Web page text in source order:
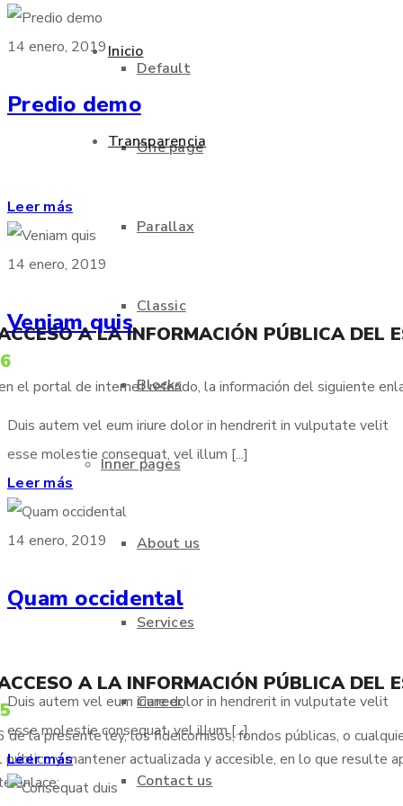
Default
One page
Parallax
Classic
Blocks
Inner pages
About us
Services
Career
Contact us
Inicio
Transparencia
A LA INFORMACIÓN PÚBLICA DEL
el portal de internet referido, la información del siguiente
A LA INFORMACIÓN PÚBLICA DEL
la presente ley, los fideicomisos, fondos públicas, o
y mantener actualizada y accesible, en lo que resulte
enlace:
14 enero, 2019
Predio demo
Leer más
14 enero, 2019
Veniam quis
Duis autem vel eum iriure dolor in hendrerit in vulputate velit
esse molestie consequat, vel illum [...]
Leer más
14 enero, 2019
Quam occidental
Duis autem vel eum iriure dolor in hendrerit in vulputate velit
esse molestie consequat, vel illum [...]
Leer más